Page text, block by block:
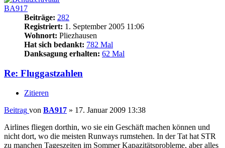
BA917
Beiträge: 282
Registriert: 1. September 2005 11:06
Wohnort: Pliezhausen
Hat sich bedankt: 782 Mal
Danksagung erhalten: 62 Mal
Re: Fluggastzahlen
Zitieren
Beitrag von BA917 » 17. Januar 2009 13:38
Airlines fliegen dorthin, wo sie ein Geschäft machen können und
nicht dort, wo die meisten Runways rumstehen. In der Tat hat STR
zu manchen Tageszeiten im Sommer Kapazitätsprobleme, aber alles